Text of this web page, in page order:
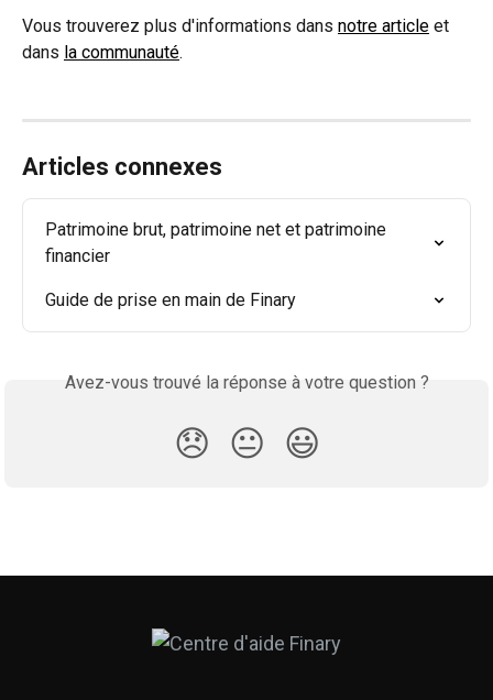
Vous trouverez plus d'informations dans notre article et
dans la communauté.
Articles connexes
Patrimoine brut, patrimoine net et patrimoine
financier
Guide de prise en main de Finary
Avez-vous trouvé la réponse à votre question ?
😞 😐 😃